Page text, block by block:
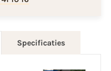
Specificaties